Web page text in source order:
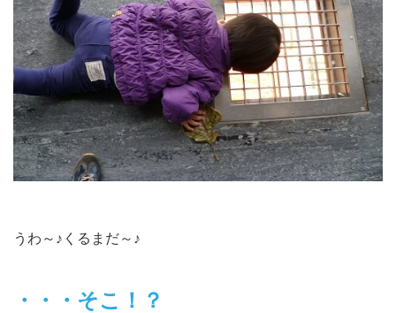
うわ～♪くるまだ～♪
・・・そこ！？